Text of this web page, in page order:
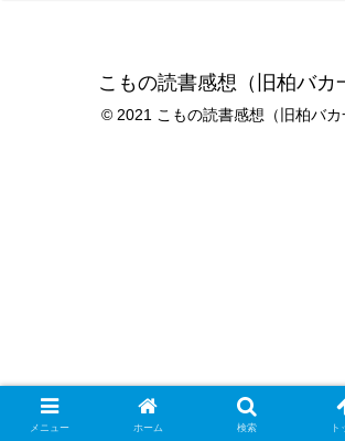
こもの読書感想（旧柏バカ
© 2021 こもの読書感想（旧柏バカ
メニュー ホーム 検索 ト